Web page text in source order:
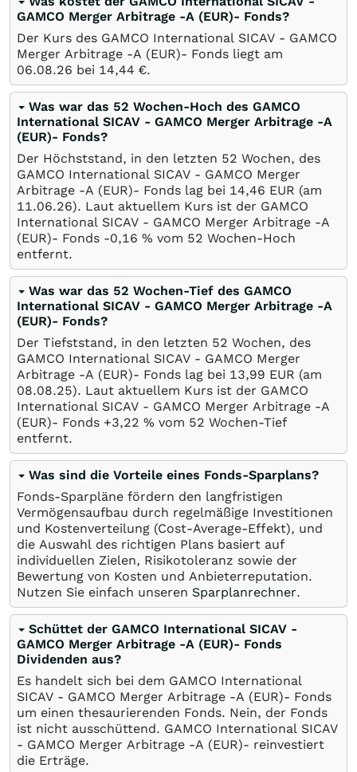
GAMCO Merger Arbitrage -A (EUR)- Fonds?
Der Kurs des GAMCO International SICAV - GAMCO
Merger Arbitrage -A (EUR)- Fonds liegt am
06.08.26 bei 14,44 €.
Was war das 52 Wochen-Hoch des GAMCO
International SICAV - GAMCO Merger Arbitrage -A
(EUR)- Fonds?
Der Höchststand, in den letzten 52 Wochen, des
GAMCO International SICAV - GAMCO Merger
Arbitrage -A (EUR)- Fonds lag bei 14,46 EUR (am
11.06.26). Laut aktuellem Kurs ist der GAMCO
International SICAV - GAMCO Merger Arbitrage -A
(EUR)- Fonds -0,16 % vom 52 Wochen-Hoch
entfernt.
Was war das 52 Wochen-Tief des GAMCO
International SICAV - GAMCO Merger Arbitrage -A
(EUR)- Fonds?
Der Tiefststand, in den letzten 52 Wochen, des
GAMCO International SICAV - GAMCO Merger
Arbitrage -A (EUR)- Fonds lag bei 13,99 EUR (am
08.08.25). Laut aktuellem Kurs ist der GAMCO
International SICAV - GAMCO Merger Arbitrage -A
(EUR)- Fonds +3,22 % vom 52 Wochen-Tief
entfernt.
Was sind die Vorteile eines Fonds-Sparplans?
Fonds-Sparpläne fördern den langfristigen
Vermögensaufbau durch regelmäßige Investitionen
und Kostenverteilung (Cost-Average-Effekt), und
die Auswahl des richtigen Plans basiert auf
individuellen Zielen, Risikotoleranz sowie der
Bewertung von Kosten und Anbieterreputation.
Nutzen Sie einfach unseren Sparplanrechner.
Schüttet der GAMCO International SICAV -
GAMCO Merger Arbitrage -A (EUR)- Fonds
Dividenden aus?
Es handelt sich bei dem GAMCO International
SICAV - GAMCO Merger Arbitrage -A (EUR)- Fonds
um einen thesaurierenden Fonds. Nein, der Fonds
ist nicht ausschüttend. GAMCO International SICAV
- GAMCO Merger Arbitrage -A (EUR)- reinvestiert
die Erträge.